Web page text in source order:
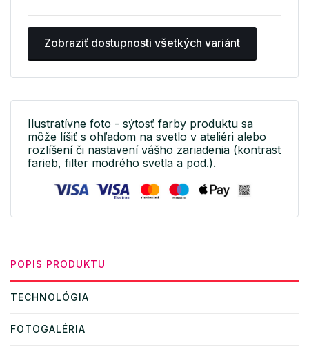
Zobraziť dostupnosti všetkých variánt
Ilustratívne foto - sýtosť farby produktu sa
môže líšiť s ohľadom na svetlo v ateliéri alebo
rozlíšení či nastavení vášho zariadenia (kontrast
farieb, filter modrého svetla a pod.).
POPIS PRODUKTU
TECHNOLÓGIA
FOTOGALÉRIA